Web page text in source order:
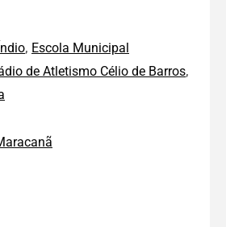
, Escola Municipal
de Atletismo Célio de Barros,